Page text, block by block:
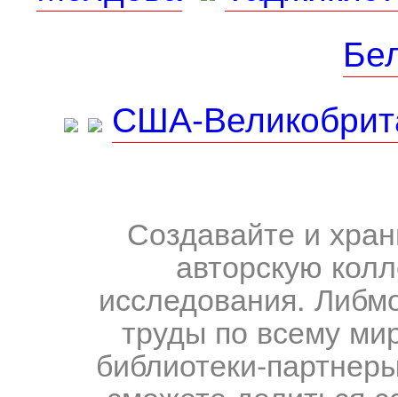
США-
Создавайте и
авторскую
исследования.
труды по всему
библиотеки-